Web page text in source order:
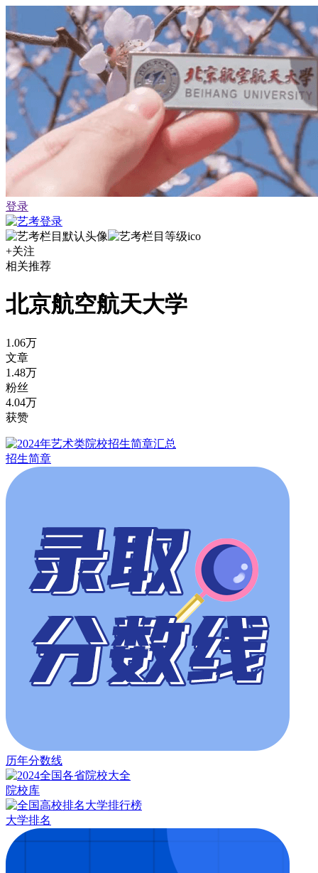
登录
+关注
相关推荐
北京航空航天大学
1.06万
文章
1.48万
粉丝
4.04万
获赞
招生简章
历年分数线
院校库
大学排名